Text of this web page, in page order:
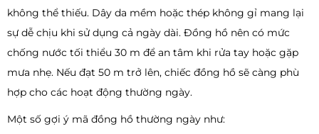
không thể thiếu. Dây da mềm hoặc thép không gỉ mang lại
sự dễ chịu khi sử dụng cả ngày dài. Đồng hồ nên có mức
chống nước tối thiểu 30 m để an tâm khi rửa tay hoặc gặp
mưa nhẹ. Nếu đạt 50 m trở lên, chiếc đồng hồ sẽ càng phù
hợp cho các hoạt động thường ngày.
Một số gợi ý mã đồng hồ thường ngày như: